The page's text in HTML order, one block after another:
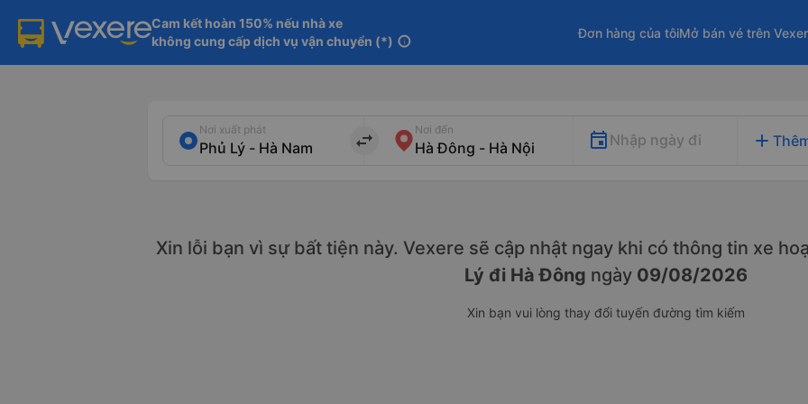
Cam kết hoàn 150% nếu nhà xe
không cung cấp dịch vụ vận chuyển (*) info
Đơn hàng của tôiMở bán vé trên
Nơi xuất phát
import_export
Nơi đến
Nhập ngày đi add
Xin lỗi bạn vì sự bất tiện này. Vexere sẽ cập nhật ngay khi có thông tin xe
Lý đi Hà Đông ngày 09/08/2026
Xin bạn vui lòng thay đổi tuyến đường tìm kiếm